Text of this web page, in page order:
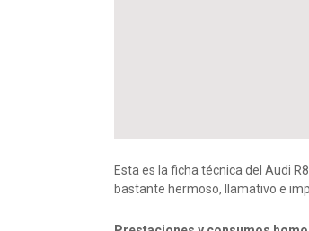
Esta es la ficha técnica del Audi
bastante hermoso, llamativo e